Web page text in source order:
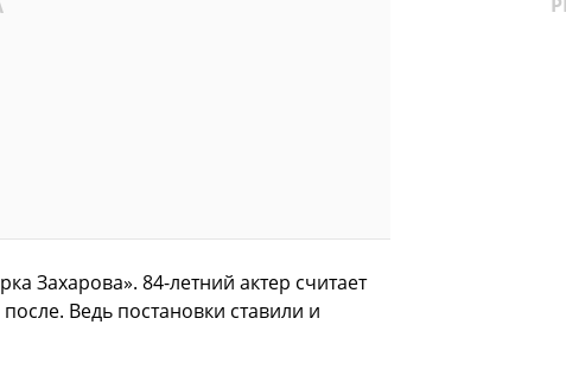
Захарова». 84-летний актер считает
Ведь постановки ставили и